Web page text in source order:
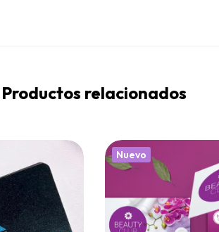
Productos relacionados
Nuevo